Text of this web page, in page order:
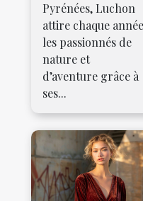
Pyrénées, Luchon
attire chaque année
les passionnés de
nature et
d’aventure grâce à
ses...